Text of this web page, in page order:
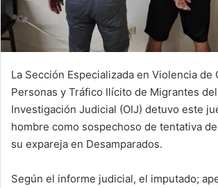
La Sección Especializada en Violencia de
Personas y Tráfico Ilícito de Migrantes
Investigación Judicial (OIJ) detuvo este
hombre como sospechoso de tentativa
su expareja en Desamparados.
Según el informe judicial, el imputado;